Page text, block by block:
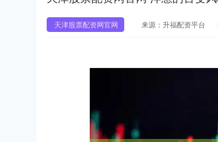
天津股票配资网官网 来源：升福配资平台